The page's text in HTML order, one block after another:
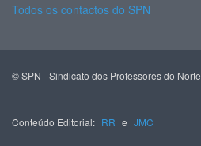
Todos os contactos do SPN
© SPN - Sindicato dos Professores do Norte
Conteúdo Editorial: RR e JMC